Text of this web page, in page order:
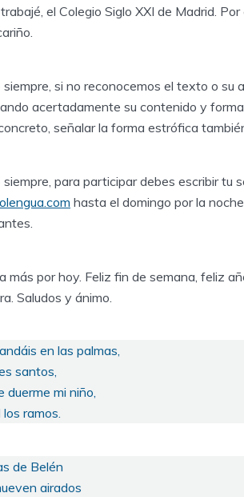
el Colegio Siglo XXI de Madrid.
siempre, si no reconocemos el texto o su
acertadamente su contenido y
señalar la forma estrófica
siempre, para participar debes escribir tu
hasta el domingo por la
más por hoy. Feliz fin de semana, feliz
Saludos y ánimo.
en las palmas,
santos,
duerme mi niño,
ramos.
de Belén
airados